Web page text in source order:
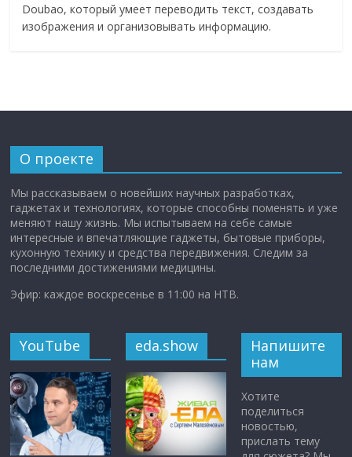
Doubao, который умеет переводить текст, создавать
изображения и организовывать информацию.
О проекте
Мы рассказываем о новейших научных разработках,
гаджетах и технологиях, которые способны поменять и уже
меняют нашу жизнь. Мы испытываем на себе самые
интересные и впечатляющие гаджеты, бытовые приборы,
кухонную технику и средства передвижения. Следим за
последними достижениями медицины.
Эфир: каждое воскресенье в 11:00 на НТВ.
YouTube eda.show
Напишите
нам
Хотите
поделиться
новостью,
прислать тему